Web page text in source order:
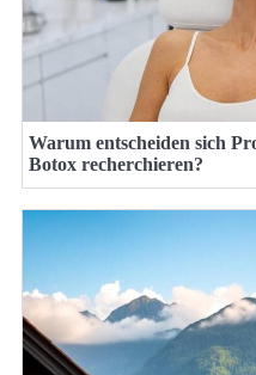
Warum entscheiden sich
Botox recherchieren?